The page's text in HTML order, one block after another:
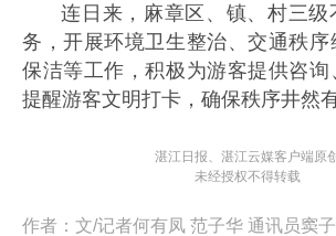
连日来，麻章区、镇、村三级
务，开展环境卫生整治、交通秩序
保洁等工作，积极为游客提供咨询
提醒游客文明打卡，确保秩序井然有
湛江日报、湛江云媒客户端原创
未经授权不得转载
作者： 文/记者何有凤 范子华 通讯员窦